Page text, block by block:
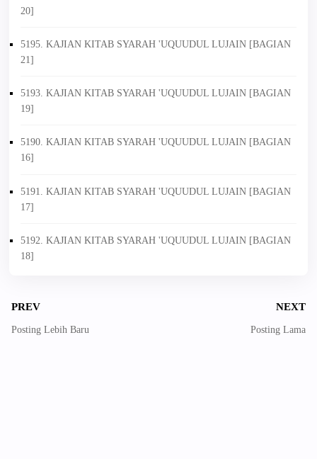
20]
5195. KAJIAN KITAB SYARAH 'UQUUDUL LUJAIN [BAGIAN
21]
5193. KAJIAN KITAB SYARAH 'UQUUDUL LUJAIN [BAGIAN
19]
5190. KAJIAN KITAB SYARAH 'UQUUDUL LUJAIN [BAGIAN
16]
5191. KAJIAN KITAB SYARAH 'UQUUDUL LUJAIN [BAGIAN
17]
5192. KAJIAN KITAB SYARAH 'UQUUDUL LUJAIN [BAGIAN
18]
PREV
Posting Lebih Baru
NEXT
Posting Lama